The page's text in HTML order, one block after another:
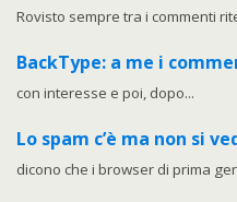
Rovisto sempre tra i commenti
BackType: a me i
con interesse e poi, dopo...
Lo spam c’è ma non si
dicono che i browser di prima